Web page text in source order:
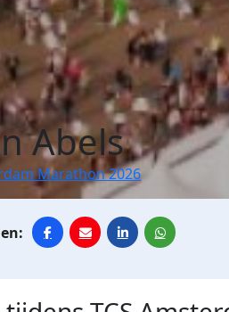
Abels
Marathon 2026